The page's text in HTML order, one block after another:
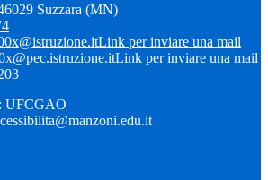
Suzzara (MN)
Link per inviare una mail
Link per inviare una mail
UFCGAO